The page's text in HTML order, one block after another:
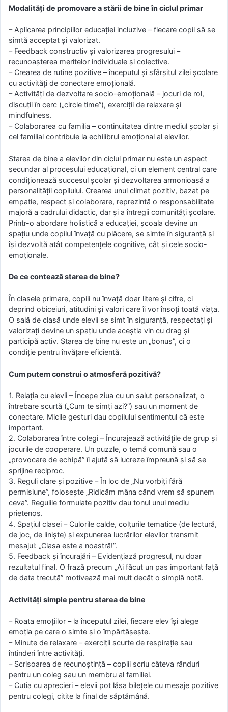
Modalități de promovare a stării de bine în ciclul primar
– Aplicarea principiilor educației incluzive – fiecare copil să se
simtă acceptat și valorizat.
– Feedback constructiv și valorizarea progresului –
recunoașterea meritelor individuale și colective.
– Crearea de rutine pozitive – începutul și sfârșitul zilei școlare
cu activități de conectare emoțională.
– Activități de dezvoltare socio-emoțională – jocuri de rol,
discuții în cerc („circle time”), exerciții de relaxare și
mindfulness.
– Colaborarea cu familia – continuitatea dintre mediul școlar și
cel familial contribuie la echilibrul emoțional al elevilor.
Starea de bine a elevilor din ciclul primar nu este un aspect
secundar al procesului educațional, ci un element central care
condiționează succesul școlar și dezvoltarea armonioasă a
personalității copilului. Crearea unui climat pozitiv, bazat pe
empatie, respect și colaborare, reprezintă o responsabilitate
majoră a cadrului didactic, dar și a întregii comunități școlare.
Printr-o abordare holistică a educației, școala devine un
spațiu unde copilul învață cu plăcere, se simte în siguranță și
își dezvoltă atât competențele cognitive, cât și cele socio-
emoționale.
De ce contează starea de bine?
În clasele primare, copiii nu învață doar litere și cifre, ci
deprind obiceiuri, atitudini și valori care îi vor însoți toată viața.
O sală de clasă unde elevii se simt în siguranță, respectați și
valorizați devine un spațiu unde aceștia vin cu drag și
participă activ. Starea de bine nu este un „bonus”, ci o
condiție pentru învățare eficientă.
Cum putem construi o atmosferă pozitivă?
1. Relația cu elevii – Începe ziua cu un salut personalizat, o
întrebare scurtă („Cum te simți azi?”) sau un moment de
conectare. Micile gesturi dau copilului sentimentul că este
important.
2. Colaborarea între colegi – Încurajează activitățile de grup și
jocurile de cooperare. Un puzzle, o temă comună sau o
„provocare de echipă” îi ajută să lucreze împreună și să se
sprijine reciproc.
3. Reguli clare și pozitive – În loc de „Nu vorbiți fără
permisiune”, folosește „Ridicăm mâna când vrem să spunem
ceva”. Regulile formulate pozitiv dau tonul unui mediu
prietenos.
4. Spațiul clasei – Culorile calde, colțurile tematice (de lectură,
de joc, de liniște) și expunerea lucrărilor elevilor transmit
mesajul: „Clasa este a noastră!”.
5. Feedback și încurajări – Evidențiază progresul, nu doar
rezultatul final. O frază precum „Ai făcut un pas important față
de data trecută” motivează mai mult decât o simplă notă.
Activități simple pentru starea de bine
– Roata emoțiilor – la începutul zilei, fiecare elev își alege
emoția pe care o simte și o împărtășește.
– Minute de relaxare – exerciții scurte de respirație sau
întinderi între activități.
– Scrisoarea de recunoștință – copiii scriu câteva rânduri
pentru un coleg sau un membru al familiei.
– Cutia cu aprecieri – elevii pot lăsa bilețele cu mesaje pozitive
pentru colegi, citite la final de săptămână.